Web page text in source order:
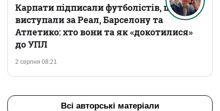
2 серпня 08:21
Карпати підписали футболістів, що
виступали за Реал, Барселону та
Атлетико: хто вони та як «докотилися»
до УПЛ
Всі авторські матеріали